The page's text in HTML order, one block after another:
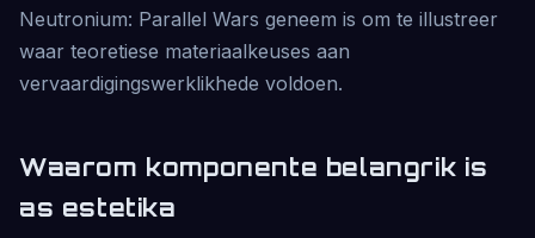
Neutronium: Parallel Wars geneem is om te illustreer
waar teoretiese materiaalkeuses aan
vervaardigingswerklikhede voldoen.
Waarom komponente belangrik is
as estetika